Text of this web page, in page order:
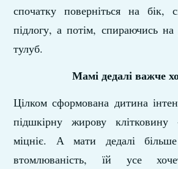
спочатку поверніться на бік,
підлогу, а потім, спираючись на
тулуб.
Мамі дедалі важче
Цілком сформована дитина
підшкірну жирову
міцніє. А мати дедалі
втомлюваність, їй усе